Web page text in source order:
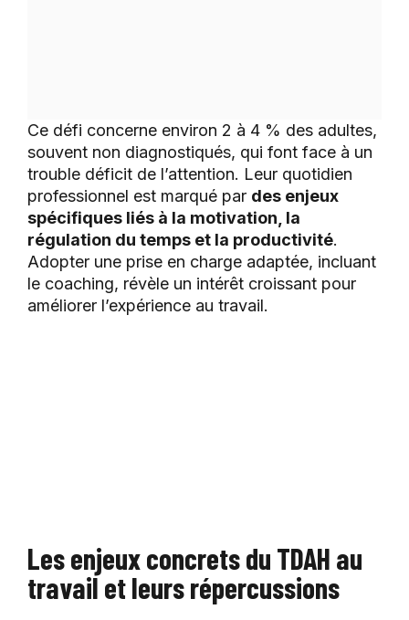
Ce défi concerne environ 2 à 4 % des adultes,
souvent non diagnostiqués, qui font face à un
trouble déficit de l’attention. Leur quotidien
professionnel est marqué par des enjeux
spécifiques liés à la motivation, la
régulation du temps et la productivité.
Adopter une prise en charge adaptée, incluant
le coaching, révèle un intérêt croissant pour
améliorer l’expérience au travail.
Les enjeux concrets du TDAH au
travail et leurs répercussions